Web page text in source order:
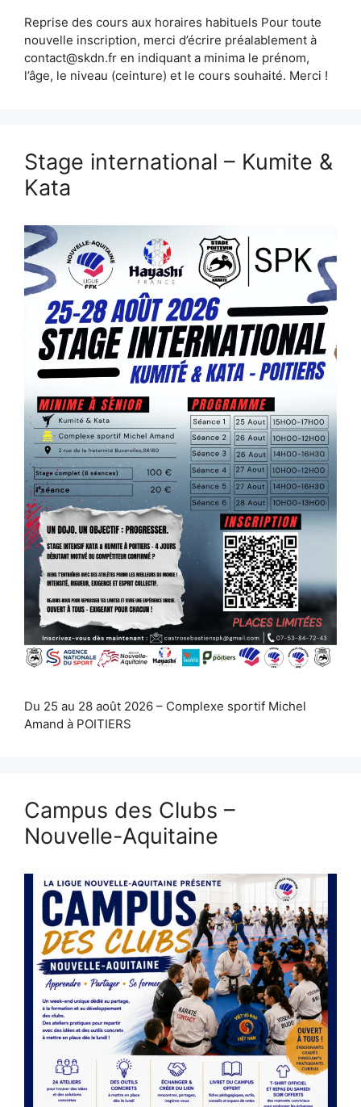
Reprise des cours aux horaires habituels Pour toute
nouvelle inscription, merci d’écrire préalablement à
contact@skdn.fr en indiquant a minima le prénom,
l’âge, le niveau (ceinture) et le cours souhaité. Merci !
Stage international – Kumite &
Kata
Du 25 au 28 août 2026 – Complexe sportif Michel
Amand à POITIERS
Campus des Clubs –
Nouvelle-Aquitaine